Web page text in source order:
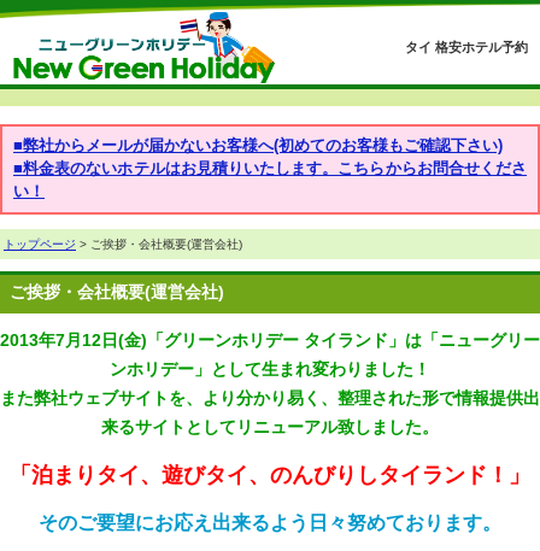
タイ 格安ホテル予約
■弊社からメールが届かないお客様へ(初めてのお客様もご確認下さい)
■料金表のないホテルはお見積りいたします。こちらからお問合せくださ
い！
トップページ > ご挨拶・会社概要(運営会社)
ご挨拶・会社概要(運営会社)
2013年7月12日(金)「グリーンホリデー タイランド」は「ニューグリー
ンホリデー」として生まれ変わりました！
また弊社ウェブサイトを、より分かり易く、整理された形で情報提供出
来るサイトとしてリニューアル致しました。
「泊まりタイ、遊びタイ、のんびりしタイランド！」
そのご要望にお応え出来るよう日々努めております。